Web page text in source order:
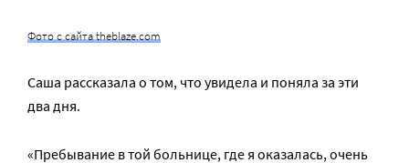
Фото с сайта theblaze.com
Саша рассказала о том, что увидела и поняла за эти
два дня.
«Пребывание в той больнице, где я оказалась, очень